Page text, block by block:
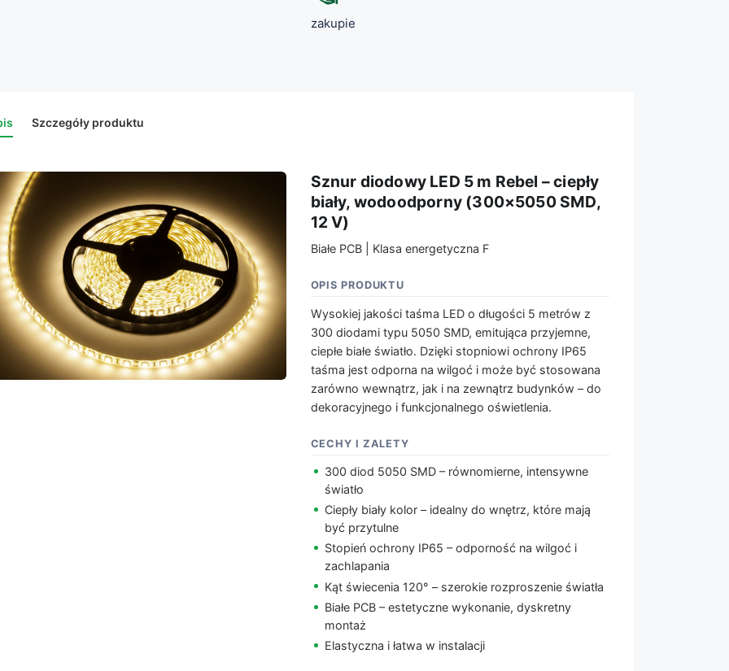
zakupie
Szczegóły produktu
Sznur diodowy LED 5 m Rebel – ciepły
biały, wodoodporny (300×5050 SMD,
12 V)
Białe PCB | Klasa energetyczna F
OPIS PRODUKTU
Wysokiej jakości taśma LED o długości 5 metrów z
300 diodami typu 5050 SMD, emitująca przyjemne,
ciepłe białe światło. Dzięki stopniowi ochrony IP65
taśma jest odporna na wilgoć i może być stosowana
zarówno wewnątrz, jak i na zewnątrz budynków – do
dekoracyjnego i funkcjonalnego oświetlenia.
CECHY I ZALETY
300 diod 5050 SMD – równomierne, intensywne
światło
Ciepły biały kolor – idealny do wnętrz, które mają
być przytulne
Stopień ochrony IP65 – odporność na wilgoć i
zachlapania
Kąt świecenia 120° – szerokie rozproszenie światła
Białe PCB – estetyczne wykonanie, dyskretny
montaż
Elastyczna i łatwa w instalacji